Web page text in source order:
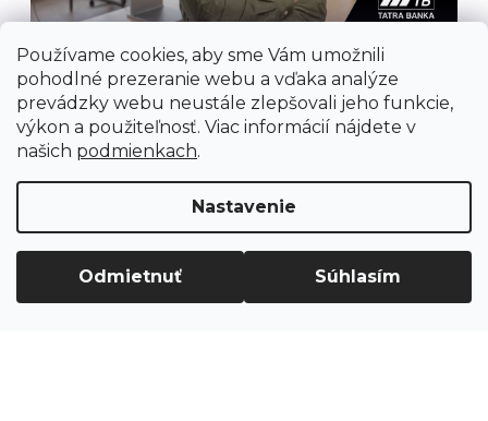
Používame cookies, aby sme Vám umožnili
pohodlné prezeranie webu a vďaka analýze
prevádzky webu neustále zlepšovali jeho funkcie,
výkon a použiteľnosť. Viac informácií nájdete v
našich podmienkach.
Nastavenie
Odmietnuť Súhlasím
Vytvoril Shoptet